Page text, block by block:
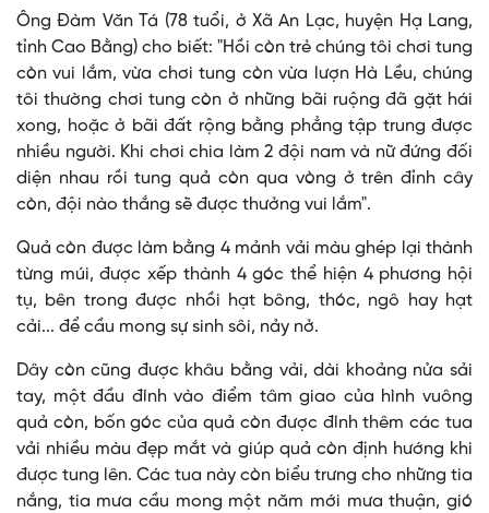
Ông Đàm Văn Tá (78 tuổi, ở Xã An Lạc, huyện Hạ Lang,
tỉnh Cao Bằng) cho biết: "Hồi còn trẻ chúng tôi chơi tung
còn vui lắm, vừa chơi tung còn vừa lượn Hà Lều, chúng
tôi thường chơi tung còn ở những bãi ruộng đã gặt hái
xong, hoặc ở bãi đất rộng bằng phẳng tập trung được
nhiều người. Khi chơi chia làm 2 đội nam và nữ đứng đối
diện nhau rồi tung quả còn qua vòng ở trên đỉnh cây
còn, đội nào thắng sẽ được thưởng vui lắm".
Quả còn được làm bằng 4 mảnh vải màu ghép lại thành
từng múi, được xếp thành 4 góc thể hiện 4 phương hội
tụ, bên trong được nhồi hạt bông, thóc, ngô hay hạt
cải... để cầu mong sự sinh sôi, nảy nở.
Dây còn cũng được khâu bằng vải, dài khoảng nửa sải
tay, một đầu đính vào điểm tâm giao của hình vuông
quả còn, bốn góc của quả còn được đính thêm các tua
vải nhiều màu đẹp mắt và giúp quả còn định hướng khi
được tung lên. Các tua này còn biểu trưng cho những tia
nắng, tia mưa cầu mong một năm mới mưa thuận, gió